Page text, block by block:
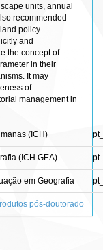
units, annual
recommended
policy
and
the concept of
in their
It may
of
management in
(ICH)
(ICH GEA)
em Geografia
pós-doutorado